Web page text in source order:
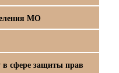
МО
в сфере защиты прав